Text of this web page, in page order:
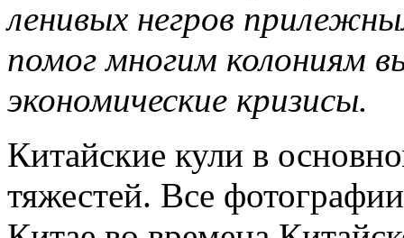
ленивых негров
помог многим колониям
экономические кризисы.
Китайские кули в
тяжестей. Все